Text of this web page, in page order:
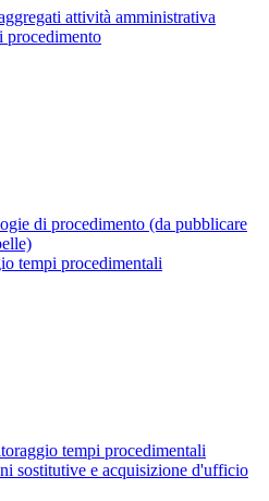
attività amministrativa
procedimento
di procedimento (da pubblicare
tempi procedimentali
tempi procedimentali
sostitutive e acquisizione d'ufficio